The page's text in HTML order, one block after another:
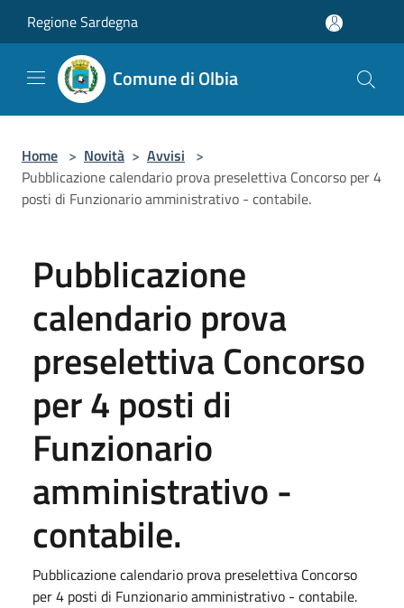
Regione Sardegna
Comune di Olbia
Home > Novità > Avvisi >
Pubblicazione calendario prova preselettiva Concorso per 4
posti di Funzionario amministrativo - contabile.
Pubblicazione
calendario prova
preselettiva Concorso
per 4 posti di
Funzionario
amministrativo -
contabile.
Pubblicazione calendario prova preselettiva Concorso
per 4 posti di Funzionario amministrativo - contabile.